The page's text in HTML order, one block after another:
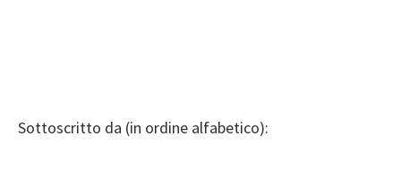
Sottoscritto da (in ordine alfabetico):